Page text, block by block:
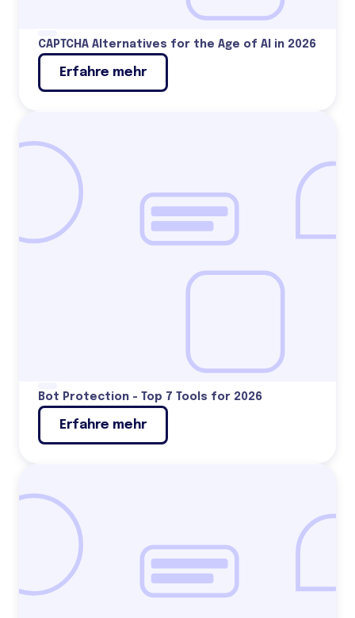
CAPTCHA Alternatives for the Age of AI in 2026
Erfahre mehr
Bot Protection - Top 7 Tools for 2026
Erfahre mehr